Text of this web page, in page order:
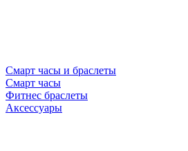
Смарт часы и браслеты
Смарт часы
Фитнес браслеты
Аксессуары